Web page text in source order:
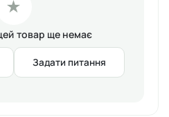
★
товар ще немає
Задати питання